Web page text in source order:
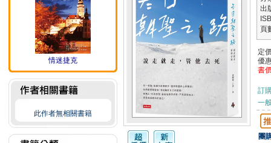
情迷捷克
此作者無相關書籍
出
頁
定
優
書
訂
一
團